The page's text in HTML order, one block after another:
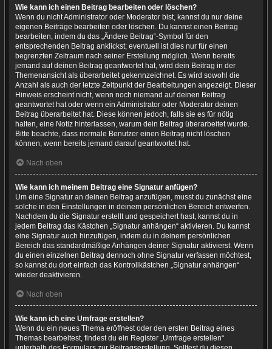
Wie kann ich einen Beitrag bearbeiten oder löschen?
Wenn du nicht Administrator oder Moderator bist, kannst du nur deine
eigenen Beiträge bearbeiten oder löschen. Du kannst einen Beitrag
bearbeiten, indem du das „Ändere Beitrag“-Symbol für den
entsprechenden Beitrag anklickst; eventuell ist dies nur für einen
begrenzten Zeitraum nach seiner Erstellung möglich. Wenn bereits
jemand auf deinen Beitrag geantwortet hat, wird dein Beitrag in der
Themenansicht als überarbeitet gekennzeichnet. Es wird sowohl die
Anzahl als auch der letzte Zeitpunkt der Bearbeitungen angezeigt. Dieser
Hinweis erscheint nicht, wenn noch niemand auf deinen Beitrag
geantwortet hat oder wenn ein Administrator oder Moderator deinen
Beitrag überarbeitet hat. Diese können jedoch, falls sie es für nötig
halten, eine Notiz hinterlassen, warum dein Beitrag überarbeitet wurde.
Bitte beachte, dass normale Benutzer einen Beitrag nicht löschen
können, wenn bereits jemand darauf geantwortet hat.
Nach oben
Wie kann ich meinem Beitrag eine Signatur anfügen?
Um eine Signatur an deinen Beitrag anzufügen, musst du zunächst eine
solche in den Einstellungen in deinem persönlichen Bereich entwerfen.
Nachdem du die Signatur erstellt und gespeichert hast, kannst du in
jedem Beitrag das Kästchen „Signatur anhängen“ aktivieren. Du kannst
eine Signatur auch hinzufügen, indem du in deinem persönlichen
Bereich das standardmäßige Anhängen deiner Signatur aktivierst. Wenn
du einen einzelnen Beitrag dennoch ohne Signatur verfassen möchtest,
so kannst du dort einfach das Kontrollkästchen „Signatur anhängen“
wieder deaktivieren.
Nach oben
Wie kann ich eine Umfrage erstellen?
Wenn du ein neues Thema eröffnest oder den ersten Beitrag eines
Themas bearbeitest, findest du ein Register „Umfrage erstellen“